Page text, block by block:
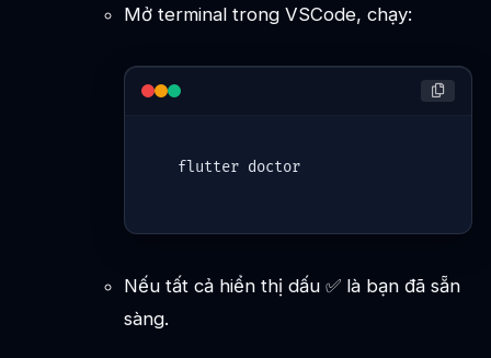
Mở terminal trong VSCode, chạy:
flutter
Nếu tất cả hiển thị dấu ✅ là bạn đã sẵn
sàng.